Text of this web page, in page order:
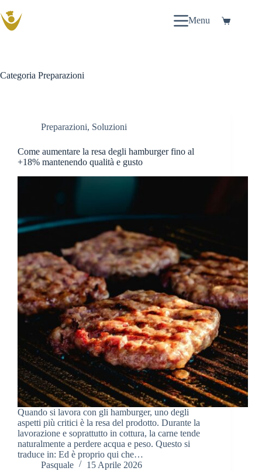
al
contenuto
Menu Carrello
Categoria Preparazioni
Preparazioni, Soluzioni
Come aumentare la resa degli hamburger fino al
+18% mantenendo qualità e gusto
Quando si lavora con gli hamburger, uno degli
aspetti più critici è la resa del prodotto. Durante la
lavorazione e soprattutto in cottura, la carne tende
naturalmente a perdere acqua e peso. Questo si
traduce in: Ed è proprio qui che…
Pasquale
15 Aprile 2026